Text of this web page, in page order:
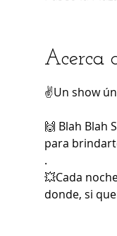
Acerca
✌️Un show
🙌 Blah Blah
para
.
💥Cada
donde, si